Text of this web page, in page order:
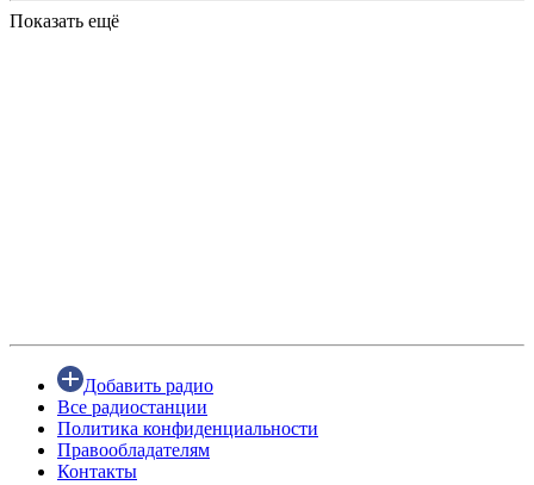
Показать ещё
Добавить радио
Все радиостанции
Политика конфиденциальности
Правообладателям
Контакты